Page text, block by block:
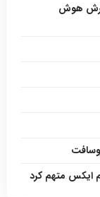
هوش
ایکس متهم کرد